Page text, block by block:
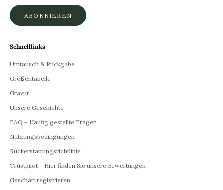
ABONNIEREN
Schnelllinks
Umtausch & Rückgabe
Größentabelle
Gravur
Unsere Geschichte
FAQ – Häufig gestellte Fragen
Nutzungsbedingungen
Rückerstattungsrichtlinie
Trustpilot – Hier finden Sie unsere Bewertungen
Geschäft registrieren